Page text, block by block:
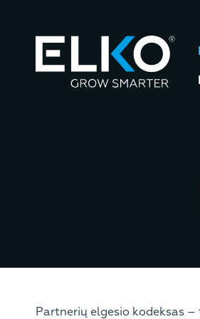
Partnerių elgesio kodeksas –